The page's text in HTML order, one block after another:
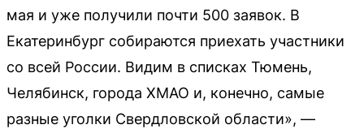
мая и уже получили почти 500 заявок. В
Екатеринбург собираются приехать участники
со всей России. Видим в списках Тюмень,
Челябинск, города ХМАО и, конечно, самые
разные уголки Свердловской области», —